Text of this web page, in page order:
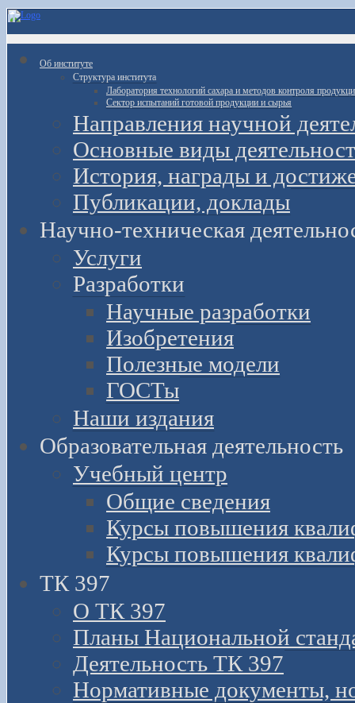
Об институте
Структура института
Лаборатория технологий сахара и методов контроля
Сектор испытаний готовой продукции и сырья
Направления научной
Основные виды
История, награды и
Публикации, доклады
Научно-техническая
Услуги
Разработки
Научные разработки
Изобретения
Полезные модели
ГОСТы
Наши издания
Образовательная деятельность
Учебный центр
Общие сведения
Курсы повышения
Курсы повышения
ТК 397
О ТК 397
Планы Национальной
Деятельность ТК 397
Нормативные документы,